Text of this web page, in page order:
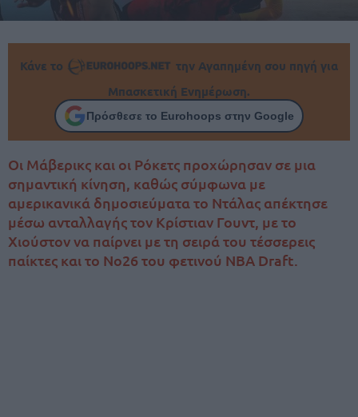
Κάνε το
την Αγαπημένη σου πηγή για
Μπασκετική Ενημέρωση.
Πρόσθεσε το Eurohoops στην Google
Οι Μάβερικς και οι Ρόκετς προχώρησαν σε μια
σημαντική κίνηση, καθώς σύμφωνα με
αμερικανικά δημοσιεύματα το Ντάλας απέκτησε
μέσω ανταλλαγής τον Κρίστιαν Γουντ, με το
Χιούστον να παίρνει με τη σειρά του τέσσερεις
παίκτες και το Νο26 του φετινού NBA Draft.